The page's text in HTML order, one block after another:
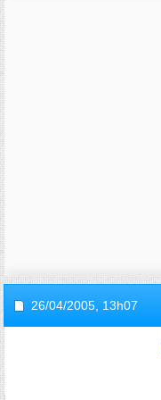
26/04/2005, 13h07